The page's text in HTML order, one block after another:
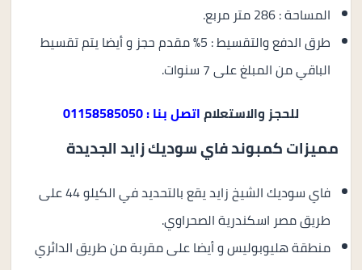
المساحة : 286 متر مربع.
طرق الدفع والتقسيط : 5% مقدم حجز و أيضا يتم تقسيط
الباقي من المبلغ على 7 سنوات.
للحجز والاستعلاماتصل بنا : 01158585050
مميزات كمبوند فاي سوديك زايد الجديدة
فاي سوديك الشيخ زايد يقع بالتحديد في الكيلو 44 على
طريق مصر اسكندرية الصحراوي.
منطقة هليوبوليس و أيضا على مقربة من طريق الدائري